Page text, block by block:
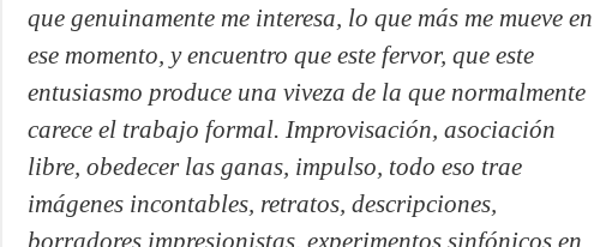
que genuinamente me interesa, lo que más me mueve en
ese momento, y encuentro que este fervor, que este
entusiasmo produce una viveza de la que normalmente
carece el trabajo formal. Improvisación, asociación
libre, obedecer las ganas, impulso, todo eso trae
imágenes incontables, retratos, descripciones,
borradores impresionistas, experimentos sinfónicos en